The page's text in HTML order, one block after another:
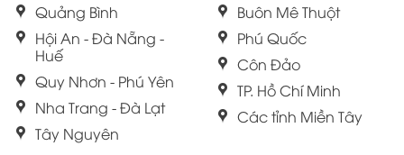
Quảng Bình
Hội An - Đà Nẵng -
Huế
Quy Nhơn - Phú Yên
Nha Trang - Đà Lạt
Tây Nguyên
Buôn Mê Thuột
Phú Quốc
Côn Đảo
TP. Hồ Chí Minh
Các tỉnh Miền Tây